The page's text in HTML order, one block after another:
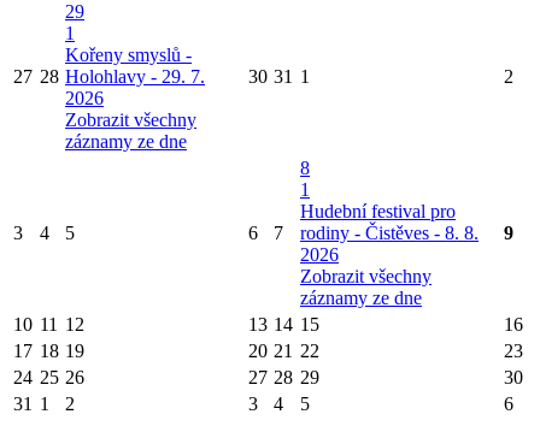
27 28
29
1
Kořeny smyslů -
Holohlavy - 29. 7.
2026
Zobrazit všechny
záznamy ze dne
30 31 1 2
3 4 5 6 7
8
1
Hudební festival pro
rodiny - Čistěves - 8. 8.
2026
Zobrazit všechny
záznamy ze dne
9
10 11 12 13 14 15
16
17 18 19 20 21 22
23
24 25 26 27 28 29
30
31 1 2 3 4 5 6